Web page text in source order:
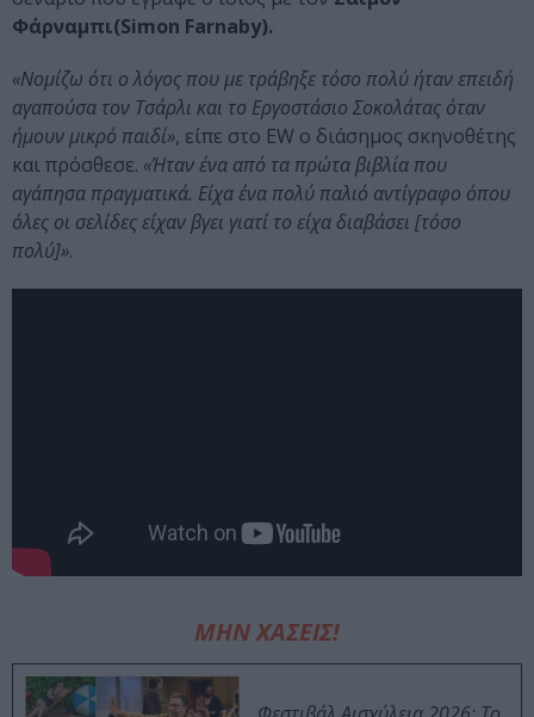
Φάρναμπι(Simon Farnaby).
«Νομίζω ότι ο λόγος που με τράβηξε τόσο πολύ ήταν επειδή
αγαπούσα τον Τσάρλι και το Εργοστάσιο Σοκολάτας όταν
ήμουν μικρό παιδί», είπε στο EW o διάσημος σκηνοθέτης
και πρόσθεσε. «Ήταν ένα από τα πρώτα βιβλία που
αγάπησα πραγματικά. Είχα ένα πολύ παλιό αντίγραφο όπου
όλες οι σελίδες είχαν βγει γιατί το είχα διαβάσει [τόσο
πολύ]».
ΜΗΝ ΧΑΣΕΙΣ!